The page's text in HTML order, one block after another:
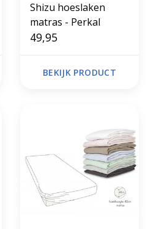
Shizu hoeslaken
matras - Perkal
49,95
BEKIJK PRODUCT